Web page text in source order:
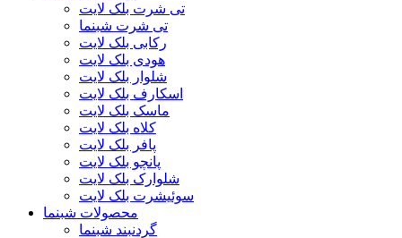
تی شرت بلک لایت
تی شرت شبنما
رکابی بلک لایت
هودی بلک لایت
شلوار بلک لایت
اسکارف بلک لایت
ماسک بلک لایت
کلاه بلک لایت
پافر بلک لایت
پانچو بلک لایت
شلوارک بلک لایت
سوئیشرت بلک لایت
محصولات شبنما
گردنبند شبنما